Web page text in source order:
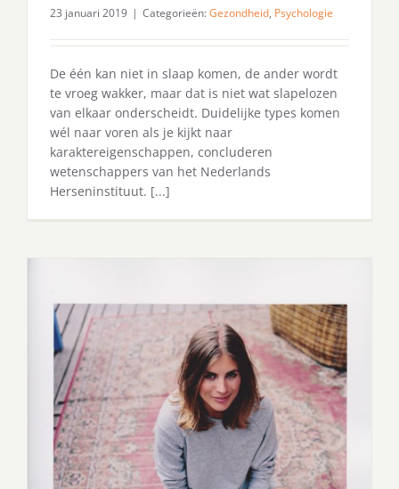
23 januari 2019 | Categorieën:Gezondheid, Psychologie
De één kan niet in slaap komen, de ander wordt
te vroeg wakker, maar dat is niet wat slapelozen
van elkaar onderscheidt. Duidelijke types komen
wél naar voren als je kijkt naar
karaktereigenschappen, concluderen
wetenschappers van het Nederlands
Herseninstituut. [...]